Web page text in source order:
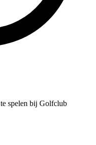
spelen bij Golfclub